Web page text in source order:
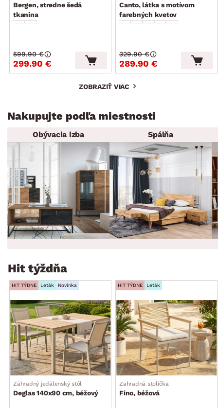
Bergen, stredne šedá
tkanina
299.90 €
599.90 €
Canto, látka s motívom
farebných kvetov
289.90 €
329.90 €
ZOBRAZIŤ VIAC
Nakupujte podľa miestnosti
Obývacia izba Spálňa
Hit týždňa
HIT TÝDNE Leták Novinka
Záhradný jedálenský stôl
Deglas 140x90 cm, béžový
HIT TÝDNE Leták
Zahradná stolička
Fino, béžová